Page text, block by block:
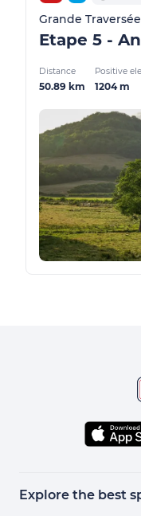
Grande
Distance
50.89 km
Positive
1204 m
Explore the best